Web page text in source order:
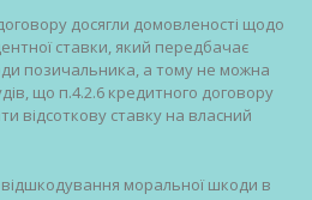
досягли домовленості щодо
ставки, який передбачає
позичальника, а тому не можна
що п.4.2.6 кредитного договору
відсоткову ставку на власний
відшкодування моральної шкоди в